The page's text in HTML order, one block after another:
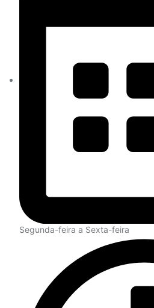
Segunda-feira a Sexta-feira